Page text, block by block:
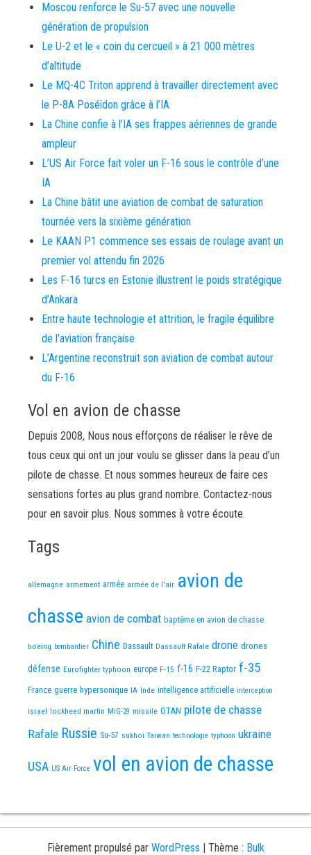
Moscou renforce le Su-57 avec une nouvelle
génération de propulsion
Le U-2 et le « coin du cercueil » à 21 000 mètres
d’altitude
Le MQ-4C Triton apprend à travailler directement avec
le P-8A Poséidon grâce à l’IA
La Chine confie à l’IA ses frappes aériennes de grande
ampleur
L’US Air Force fait voler un F-16 sous le contrôle d’une
IA
La Chine bâtit une aviation de combat de saturation
tournée vers la sixième génération
Le KAAN P1 commence ses essais de roulage avant un
premier vol attendu fin 2026
Les F-16 turcs en Estonie illustrent le poids stratégique
d’Ankara
Entre haute technologie et attrition, le fragile équilibre
de l’aviation française
L’Argentine reconstruit son aviation de combat autour
du F-16
Vol en avion de chasse
Depuis 2008, Nous nous efforçons de réaliser le rêve de
tous ceux qui ont un jour voulu se glisser dans la peau d’un
pilote de chasse. Et nous sommes heureux de faire ces
sensations fortes au plus grand nombre. Contactez-nous
pour en savoir plus. Nous sommes à votre écoute.
Tags
allemagne armement armée armée de l'air avion de
chasse avion de combat baptême en avion de chasse
boeing bombardier Chine Dassault Dassault Rafale drone drones
défense Eurofighter typhoon europe F-15 f-16 F-22 Raptor f-35
France guerre hypersonique IA Inde intelligence artificielle interception
israel lockheed martin MiG-29 missile OTAN pilote de chasse
Rafale Russie Su-57 sukhoi Taiwan technologie typhoon ukraine
USA US Air Force vol en avion de chasse
Fièrement propulsé par WordPress | Thème : Bulk